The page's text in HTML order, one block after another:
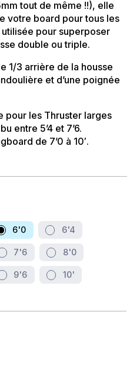
tout de même !!), elle
votre board pour tous les
pour superposer
double ou triple.
1/3 arrière de la housse
et d’une poignée
pour les Thruster larges
entre 5’4 et 7’6.
de 7’0 à 10′.
6'0 6'4
7'6 8'0
9'6 10'